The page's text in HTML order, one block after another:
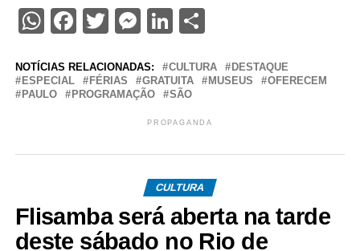
WhatsApp
Facebook
Twitter
Messenger
LinkedIn
Share
NOTÍCIAS RELACIONADAS: CULTURA
DESTAQUE
ESPECIAL
FÉRIAS GRATUITA MUSEUS
OFERECEM
PAULO
PROGRAMAÇÃO SÃO
PROPAGANDA
CULTURA
Flisamba será aberta na tarde
deste sábado no Rio de